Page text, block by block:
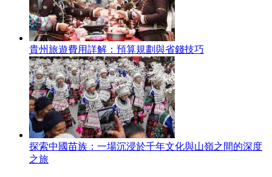
貴州旅遊費用詳解：預算規劃與省錢技巧
探索中國苗族：一場沉浸於千年文化與山嶺之間的深度
之旅